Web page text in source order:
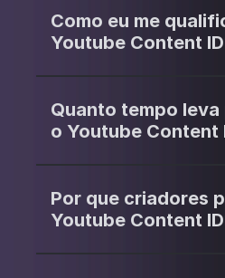
Como eu me
Youtube Content
Quanto tempo
o Youtube Content
Por que criadores
Youtube Content